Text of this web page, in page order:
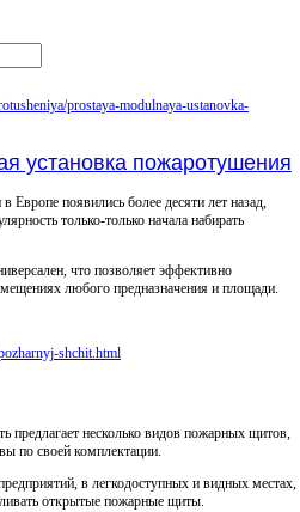
установка пожаротушения
Европе появились более десяти лет назад,
только-только начала набирать
что позволяет эффективно
любого предназначения и площади.
предлагает несколько видов пожарных щитов,
по своей комплектации.
в легкодоступных и видных местах,
открытые пожарные щиты.